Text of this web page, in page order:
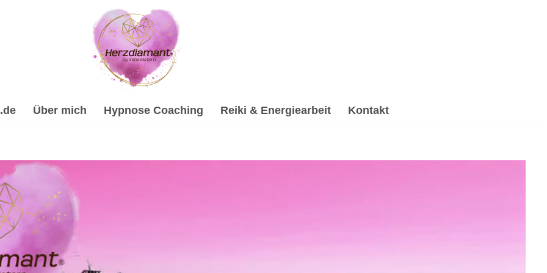
Über mich Hypnose Coaching Reiki & Energiearbeit Kontakt
Spirituelle Trauerverarbeitung & Trauerhilfe, Psychologische Beratung, Reiki & Energiearbeit,
Trauerverarbeitung & Trauerhilfe, ✔️ Energiearbeit & Reiki, ✔️ Psychologische Beratung oder ✔️ Spirituelles
Coach & psychologische Beraterin für